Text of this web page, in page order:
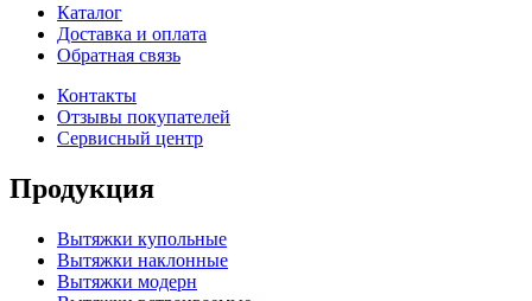
Каталог
Доставка и оплата
Обратная связь
Контакты
Отзывы покупателей
Сервисный центр
Продукция
Вытяжки купольные
Вытяжки наклонные
Вытяжки модерн